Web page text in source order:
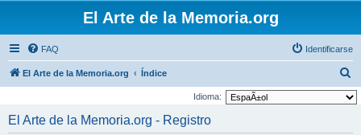
El Arte de la Memoria.org
FAQ Identificarse
El Arte de la Memoria.org Índice
u
Idioma:
El Arte de la Memoria.org - Registro